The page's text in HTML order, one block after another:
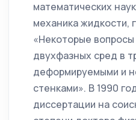
математических
механика жидкости,
«Некоторые
двухфазных сред в
деформируемыми и
стенками». В 1990
диссертации на